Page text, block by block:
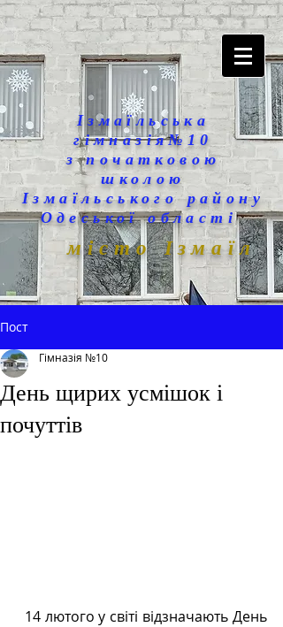
Ізмаїльська
гімназія№10
з початковою
школою
Ізмаїльського району
Одеської області
місто Ізмаїл
Пост
День щирих усмішок і
почуттів
Гімназія №10